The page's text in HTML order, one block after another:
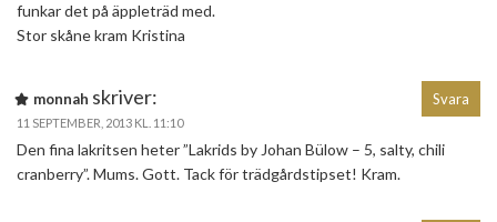
funkar det på äppleträd med.
Stor skåne kram Kristina
monnah skriver:
11 SEPTEMBER, 2013 KL. 11:10
Den fina lakritsen heter ”Lakrids by Johan Bülow – 5, salty, chili
cranberry”. Mums. Gott. Tack för trädgårdstipset! Kram.
Svara